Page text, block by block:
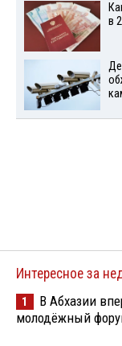
в
Интересное за
1
В Абхазии
молодёжный